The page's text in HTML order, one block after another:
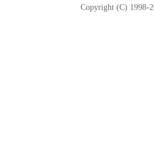
Copyright (C) 1998-